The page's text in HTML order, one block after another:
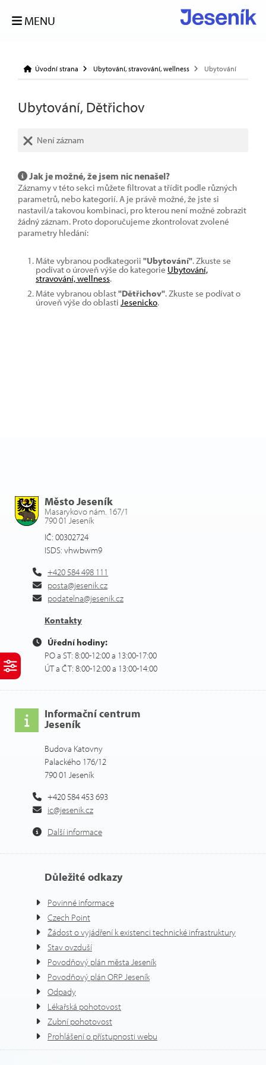
MENU
Úvodní strana Ubytování, stravování, wellness Ubytování
Ubytování, Dětřichov
Není záznam
Jak je možné, že jsem nic nenašel?
Záznamy v této sekci můžete filtrovat a třídit podle různých
parametrů, nebo kategorií. A je právě možné, že jste si
nastavil/a takovou kombinaci, pro kterou není možné zobrazit
žádný záznam. Proto doporučujeme zkontrolovat zvolené
parametry hledání:
Máte vybranou podkategorii "Ubytování". Zkuste se
podívat o úroveň výše do kategorie Ubytování,
stravování, wellness.
Máte vybranou oblast"Dětřichov". Zkuste se podívat o
úroveň výše do oblasti Jesenicko.
Město Jeseník
Masarykovo nám. 167/1
790 01 Jeseník
IČ: 00302724
ISDS: vhwbwm9
+420 584 498 111
posta@jesenik.cz
podatelna@jesenik.cz
Kontakty
Úřední hodiny:
PO a ST: 8:00-12:00 a 13:00-17:00
ÚT a ČT: 8:00-12:00 a 13:00-14:00
Informační centrum
Jeseník
Budova Katovny
Palackého 176/12
790 01 Jeseník
+420 584 453 693
ic@jesenik.cz
Další informace
Důležité odkazy
Povinné informace
Czech Point
Žádost o vyjádření k existenci technické infrastruktury
Stav ovzduší
Povodňový plán města Jeseník
Povodňový plán ORP Jeseník
Odpady
Lékařská pohotovost
Zubní pohotovost
Prohlášení o přístupnosti webu